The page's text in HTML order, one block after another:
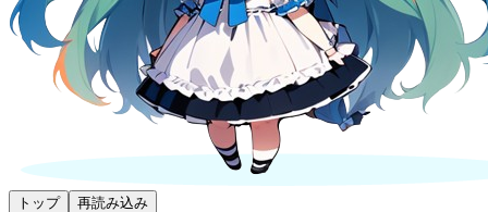
トップ 再読み込み